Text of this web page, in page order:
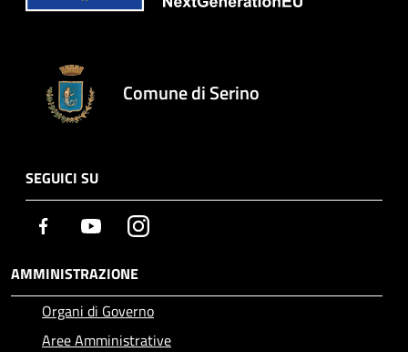
Comune di Serino
SEGUICI SU
Facebook YoutubeInstagram
AMMINISTRAZIONE
Organi di Governo
Aree Amministrative